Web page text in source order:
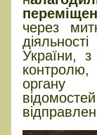
через
України,
органу